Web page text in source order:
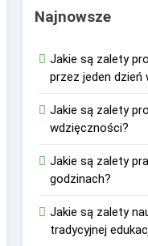
Najnowsze
Jakie są zalety
przez jeden dzień
Jakie są zalety
wdzięczności?
Jakie są zalety
godzinach?
Jakie są zalety
tradycyjnej